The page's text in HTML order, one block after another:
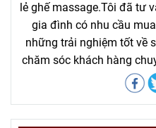
lẻ ghế massage.Tôi đã tư
gia đình có nhu cầu
những trải nghiệm tốt về
chăm sóc khách hàng